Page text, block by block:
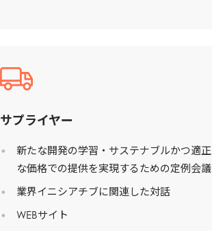
Mowi France
サプライヤー
新たな開発の学習・サステナブルかつ適正
な価格での提供を実現するための定例会議
業界イニシアチブに関連した対話
WEBサイト